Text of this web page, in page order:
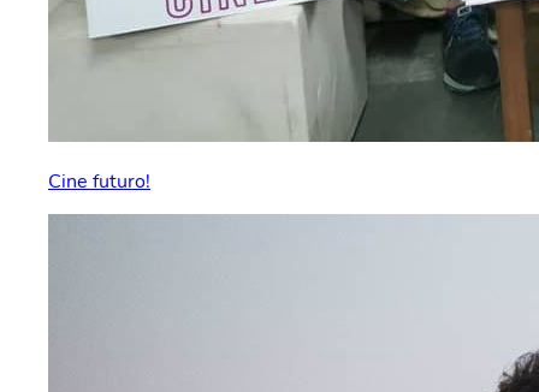
Cine futuro!